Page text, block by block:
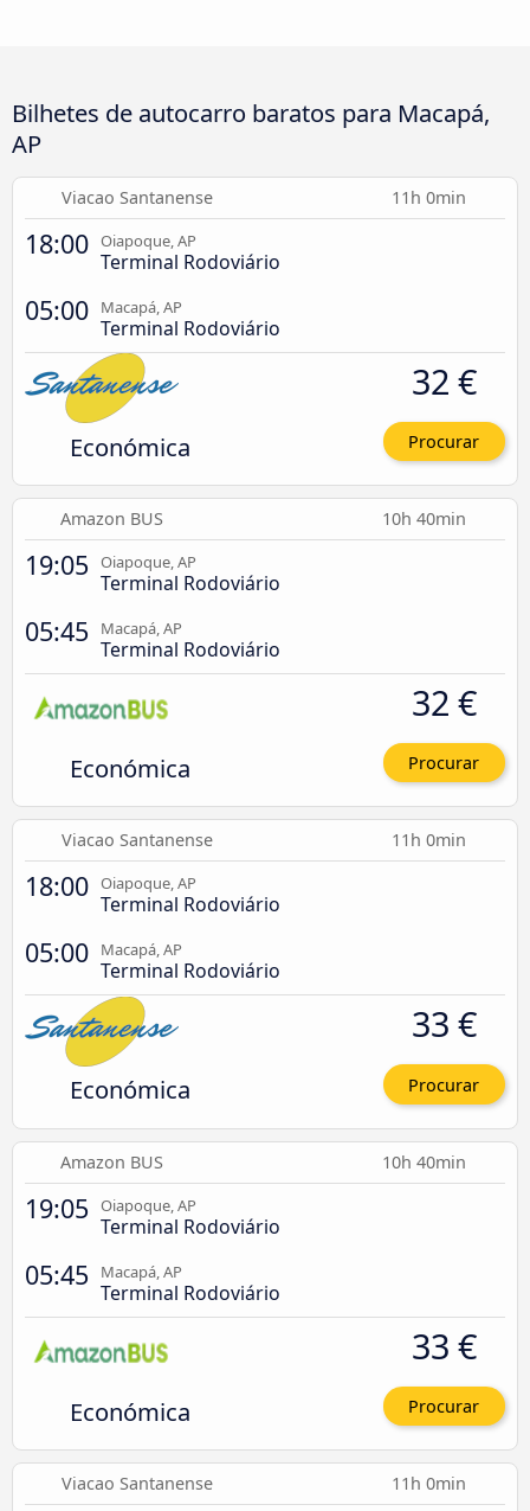
Bilhetes de autocarro baratos para Macapá,
AP
Viacao Santanense 11h 0min
18:00 Oiapoque, AP
Terminal Rodoviário
05:00 Macapá, AP
Terminal Rodoviário
Económica
32 €
Procurar
Amazon BUS 10h 40min
19:05 Oiapoque, AP
Terminal Rodoviário
05:45 Macapá, AP
Terminal Rodoviário
Económica
32 €
Procurar
Viacao Santanense 11h 0min
18:00 Oiapoque, AP
Terminal Rodoviário
05:00 Macapá, AP
Terminal Rodoviário
Económica
33 €
Procurar
Amazon BUS 10h 40min
19:05 Oiapoque, AP
Terminal Rodoviário
05:45 Macapá, AP
Terminal Rodoviário
Económica
33 €
Procurar
Viacao Santanense 11h 0min